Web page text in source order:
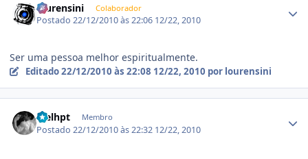
lourensini Colaborador
Postado22/12/2010 às 22:06 12/22, 2010
Ser uma pessoa melhor espiritualmente.
Editado22/12/2010 às 22:08 12/22, 2010 por lourensini
faelhpt Membro
Postado22/12/2010 às 22:32 12/22, 2010